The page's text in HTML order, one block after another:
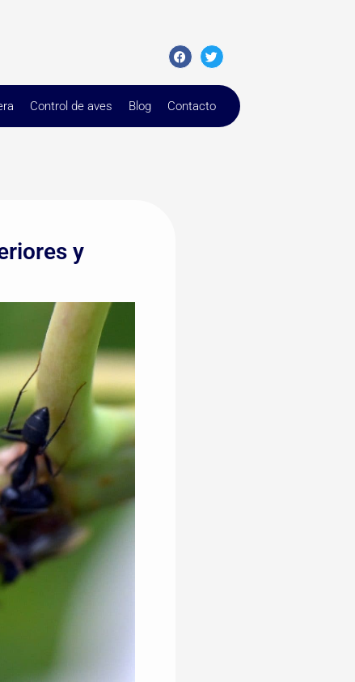
Control de aves Blog Contacto
y